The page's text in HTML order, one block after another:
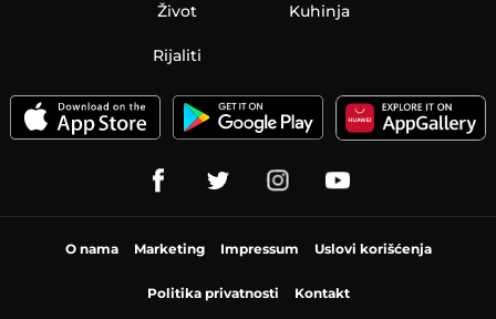
Život Kuhinja
Rijaliti
O nama Marketing Impressum Uslovi korišćenja
Politika privatnosti Kontakt